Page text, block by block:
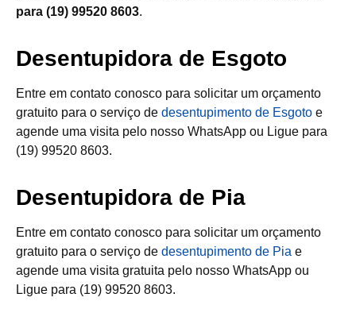
para (19) 99520 8603.
Desentupidora de Esgoto
Entre em contato conosco para solicitar um orçamento
gratuito para o serviço de desentupimento de Esgoto e
agende uma visita pelo nosso WhatsApp ou Ligue para
(19) 99520 8603.
Desentupidora de Pia
Entre em contato conosco para solicitar um orçamento
gratuito para o serviço de desentupimento de Pia e
agende uma visita gratuita pelo nosso WhatsApp ou
Ligue para (19) 99520 8603.